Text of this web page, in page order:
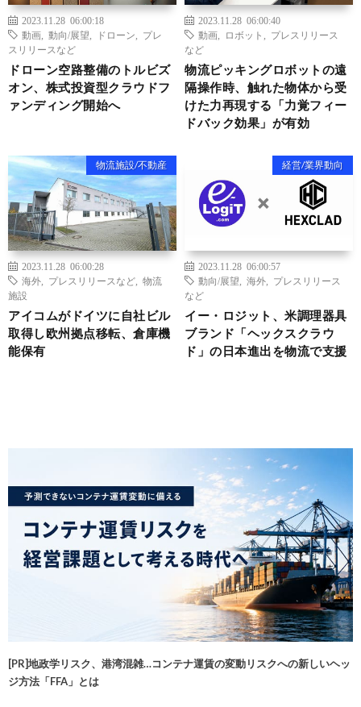
2023.11.28 06:00:18
動画
動向/展望 ドローン
プレ
スリリースなど
ドローン空路整備のトルビズ
オン、株式投資型クラウドフ
ァンディング開始へ
2023.11.28 06:00:40
動画
ロボット
プレスリリース
など
物流ピッキングロボットの遠
隔操作時、触れた物体から受
けた力再現する「力覚フィー
ドバック効果」が有効
物流施設/不動産
2023.11.28 06:00:28
海外
プレスリリースなど
物流
施設
アイコムがドイツに自社ビル
取得し欧州拠点移転、倉庫機
能保有
経営/業界動向
2023.11.28 06:00:57
動向/展望
海外
プレスリリース
など
イー・ロジット、米調理器具
ブランド「ヘックスクラウ
ド」の日本進出を物流で支援
[PR]地政学リスク、港湾混雑…コンテナ運賃の変動リスクへの新しいヘッ
ジ方法「FFA」とは